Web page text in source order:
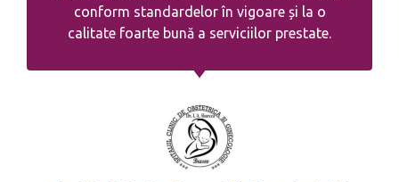
conform standardelor în vigoare și la o
calitate foarte bună a serviciilor prestate.